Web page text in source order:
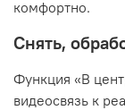
комфортно.
Снять,
Функция «В
видеосвязь к